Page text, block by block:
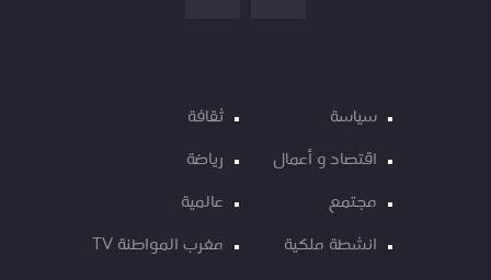
سياسة
اقتصاد و أعمال
مجتمع
انشطة ملكية
ثقافة
رياضة
عالمية
مغرب المواطنة TV